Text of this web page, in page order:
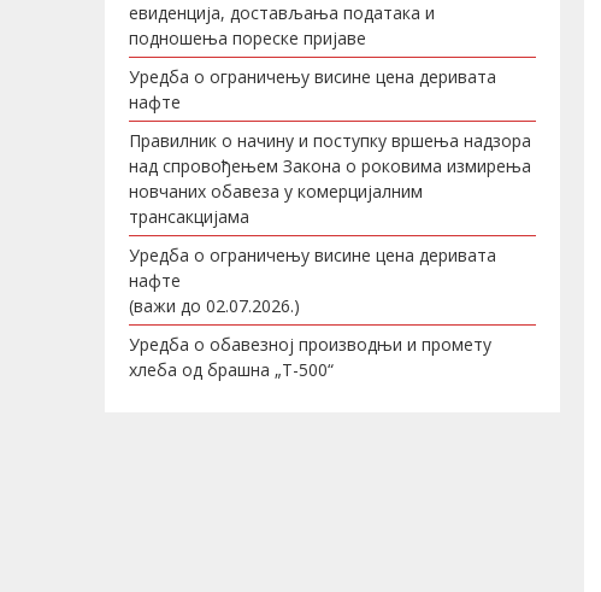
евиденција, достављања података и
подношења пореске пријаве
Уредба о ограничењу висине цена деривата
нафте
Правилник о начину и поступку вршења надзора
над спровођењем Закона о роковима измирења
новчаних обавеза у комерцијалним
трансакцијама
Уредба о ограничењу висине цена деривата
нафте
(важи до 02.07.2026.)
Уредба о обавезној производњи и промету
хлеба од брашна „Т-500“